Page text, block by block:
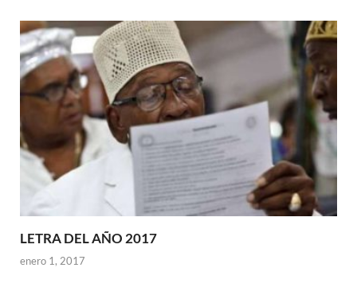
LETRA DEL AÑO 2017
enero 1, 2017